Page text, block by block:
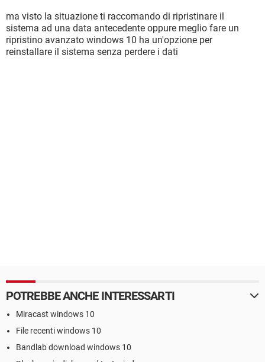
ma visto la situazione ti raccomando di ripristinare il
sistema ad una data antecedente oppure meglio fare un
ripristino avanzato windows 10 ha un'opzione per
reinstallare il sistema senza perdere i dati
POTREBBE ANCHE INTERESSARTI
Miracast windows 10
File recenti windows 10
Bandlab download windows 10